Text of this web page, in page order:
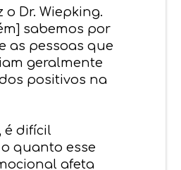
o Dr. Wiepking.
sabemos por
as pessoas que
geralmente
positivos na
é difícil
quanto esse
afeta